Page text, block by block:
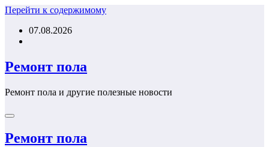
Перейти к содержимому
07.08.2026
Ремонт пола
Ремонт пола и другие полезные новости
Ремонт пола